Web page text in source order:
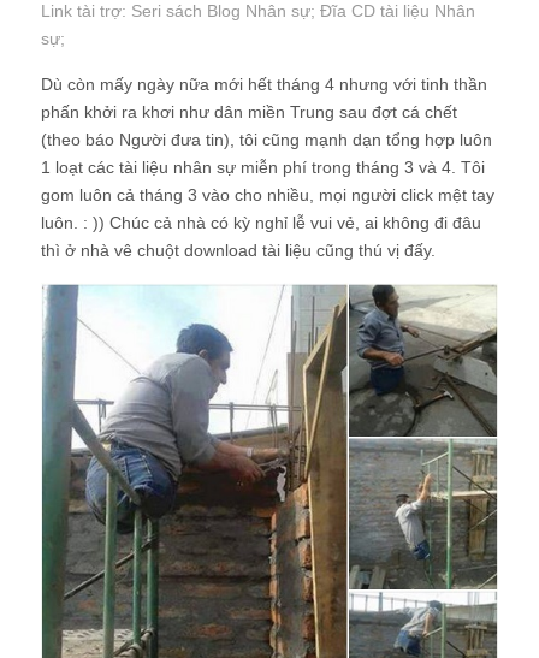
Link tài trợ: Seri sách Blog Nhân sự; Đĩa CD tài liệu Nhân
sự;
Dù còn mấy ngày nữa mới hết tháng 4 nhưng với tinh thần
phấn khởi ra khơi như dân miền Trung sau đợt cá chết
(theo báo Người đưa tin), tôi cũng mạnh dạn tổng hợp luôn
1 loạt các tài liệu nhân sự miễn phí trong tháng 3 và 4. Tôi
gom luôn cả tháng 3 vào cho nhiều, mọi người click mệt tay
luôn. : )) Chúc cả nhà có kỳ nghỉ lễ vui vẻ, ai không đi đâu
thì ở nhà vê chuột download tài liệu cũng thú vị đấy.